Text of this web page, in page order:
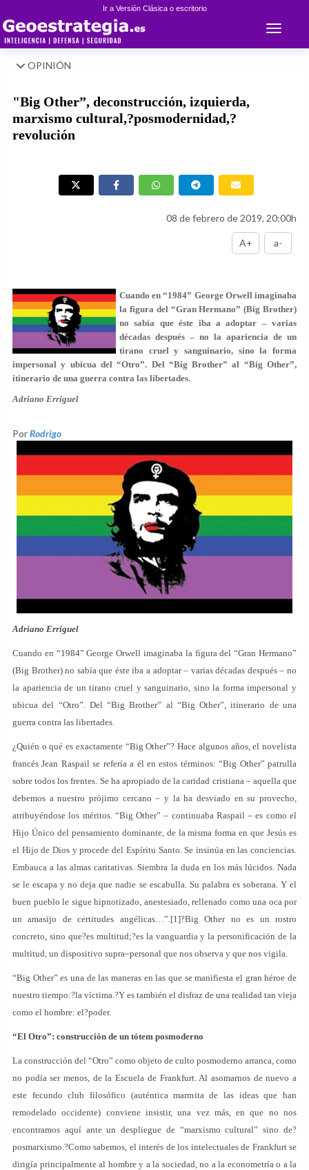
Ir a Versión Clásica o escritorio
Toggle
OPINIÓN
"Big Other”, deconstrucción, izquierda,
marxismo cultural,?posmodernidad,?
revolución
08 de febrero de 2019, 20:00h
A+ a-
Cuando en “1984” George Orwell imaginaba
la figura del “Gran Hermano” (Big Brother)
no sabía que éste iba a adoptar – varias
décadas después – no la apariencia de un
tirano cruel y sanguinario, sino la forma
impersonal y ubicua del “Otro”. Del “Big Brother” al “Big Other”,
itinerario de una guerra contra las libertades.
Adriano Erriguel
PorRodrigo
Adriano Erriguel
Cuando en “1984” George Orwell imaginaba la figura del “Gran Hermano”
(Big Brother) no sabía que éste iba a adoptar – varias décadas después – no
la apariencia de un tirano cruel y sanguinario, sino la forma impersonal y
ubicua del “Otro”. Del “Big Brother” al “Big Other”, itinerario de una
guerra contra las libertades.
¿Quién o qué es exactamente “Big Other”? Hace algunos años, el novelista
francés Jean Raspail se refería a él en estos términos: “Big Other” patrulla
sobre todos los frentes. Se ha apropiado de la caridad cristiana – aquella que
debemos a nuestro prójimo cercano – y la ha desviado en su provecho,
atribuyéndose los méritos. “Big Other” – continuaba Raspail – es como el
Hijo Único del pensamiento dominante, de la misma forma en que Jesús es
el Hijo de Dios y procede del Espíritu Santo. Se insinúa en las conciencias.
Embauca a las almas caritativas. Siembra la duda en los más lúcidos. Nada
se le escapa y no deja que nadie se escabulla. Su palabra es soberana. Y el
buen pueblo le sigue hipnotizado, anestesiado, rellenado como una oca por
un amasijo de certitudes angélicas…”.[1]?Big Other no es un rostro
concreto, sino que?es multitud;?es la vanguardia y la personificación de la
multitud, un dispositivo supra–personal que nos observa y que nos vigila.
“Big Other” es una de las maneras en las que se manifiesta el gran héroe de
nuestro tiempo:?la víctima.?Y es también el disfraz de una realidad tan vieja
como el hombre: el?poder.
“El Otro”: construcción de un tótem posmoderno
La construcción del “Otro” como objeto de culto posmoderno arranca, como
no podía ser menos, de la Escuela de Frankfurt. Al asomarnos de nuevo a
este fecundo club filosófico (auténtica marmita de las ideas que han
remodelado occidente) conviene insistir, una vez más, en que no nos
encontramos aquí ante un despliegue de “marxismo cultural” sino de?
posmarxismo.?Como sabemos, el interés de los intelectuales de Frankfurt se
dirigía principalmente al hombre y a la sociedad, no a la econometría o a la